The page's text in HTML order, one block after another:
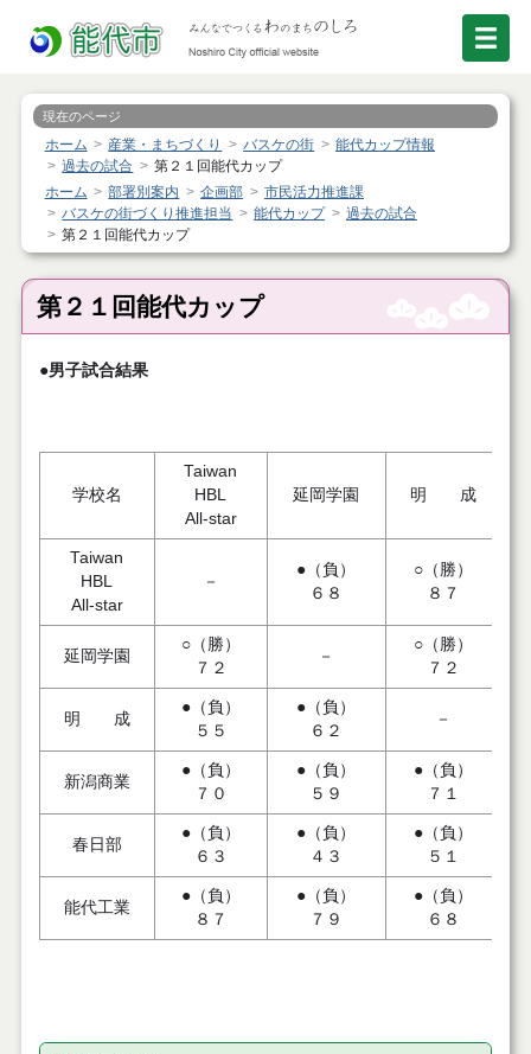
現在のページ
ホーム 産業・まちづくり バスケの街
能代カップ情報
過去の試合
第２１回能代カップ
ホーム
部署別案内 企画部
市民活力推進課
バスケの街づくり推進担当
能代カップ
過去の試合
第２１回能代カップ
第２１回能代カップ
●男子試合結果
学校名
Taiwan
HBL
All-star
延岡学園 明 成
Taiwan
HBL
All-star
－
●（負）
６８
○（勝）
８７
延岡学園
○（勝）
７２
－
○（勝）
７２
明 成
●（負）
５５
●（負）
６２
－
新潟商業
●（負）
７０
●（負）
５９
●（負）
７１
春日部
●（負）
６３
●（負）
４３
●（負）
５１
能代工業
●（負）
８７
●（負）
７９
●（負）
６８